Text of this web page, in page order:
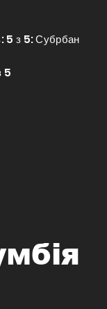
5 з 5: Субрбан
5